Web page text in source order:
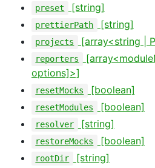
preset [string]
prettierPath [string]
projects [array<string |
reporters
options]>]
resetMocks [boolean]
resetModules [boolean]
resolver [string]
restoreMocks [boolean]
rootDir [string]